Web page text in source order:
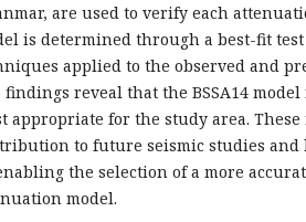
are used to verify each
is determined through a best-fit
applied to the observed and
findings reveal that the BSSA14
appropriate for the study area.
to future seismic studies and
the selection of a more
model.